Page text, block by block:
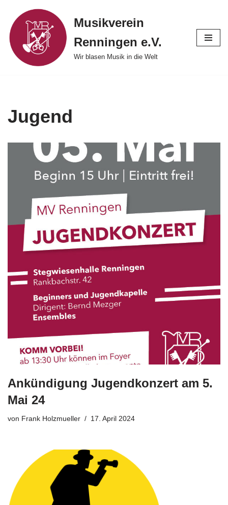
Zum
Inhalt
springen
Musikverein
Renningen e.V.
Wir blasen Musik in die Welt
Jugend
Ankündigung Jugendkonzert am 5.
Mai 24
von Frank Holzmueller 17. April 2024